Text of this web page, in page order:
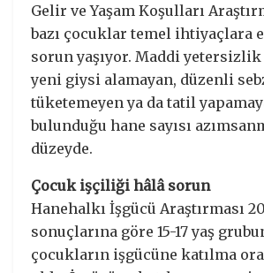
Gelir ve Yaşam Koşulları
bazı çocuklar temel ihtiyaçlara
sorun yaşıyor. Maddi
yeni giysi alamayan, düzenli
tüketemeyen ya da tatil
bulunduğu hane sayısı
düzeyde.
Çocuk işçiliği hâlâ sorun
Hanehalkı İşgücü Araştırması
sonuçlarına göre 15-17 yaş
çocukların işgücüne katılma